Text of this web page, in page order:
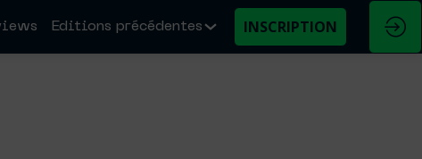
Editions précédentes INSCRIPTION